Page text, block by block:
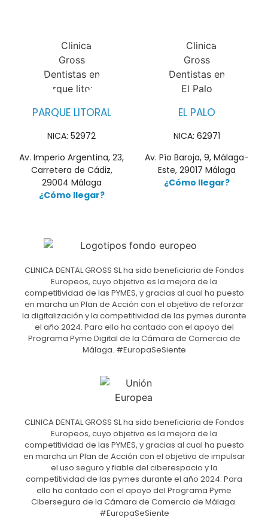
PARQUE LITORAL
NICA: 52972
Av. Imperio Argentina, 23,
Carretera de Cádiz,
29004 Málaga
¿Cómo llegar?
EL PALO
NICA: 62971
Av. Pío Baroja, 9, Málaga-
Este, 29017 Málaga
¿Cómo llegar?
CLINICA DENTAL GROSS SL ha sido beneficiaria de Fondos
Europeos, cuyo objetivo es la mejora de la
competitividad de las PYMES, y gracias al cual ha puesto
en marcha un Plan de Acción con el objetivo de reforzar
la digitalización y la competitividad de las pymes durante
el año 2024. Para ello ha contado con el apoyo del
Programa Pyme Digital de la Cámara de Comercio de
Málaga. #EuropaSeSiente
CLINICA DENTAL GROSS SL ha sido beneficiaria de Fondos
Europeos, cuyo objetivo es la mejora de la
competitividad de las PYMES, y gracias al cual ha puesto
en marcha un Plan de Acción con el objetivo de impulsar
el uso seguro y fiable del ciberespacio y la
competitividad de las pymes durante el año 2024. Para
ello ha contado con el apoyo del Programa Pyme
Cibersegura de la Cámara de Comercio de Málaga.
#EuropaSeSiente